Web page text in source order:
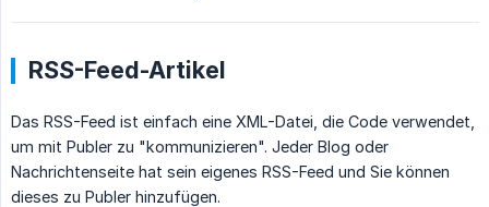
RSS-Feed-Artikel
Das RSS-Feed ist einfach eine XML-Datei, die Code verwendet,
um mit Publer zu "kommunizieren". Jeder Blog oder
Nachrichtenseite hat sein eigenes RSS-Feed und Sie können
dieses zu Publer hinzufügen.